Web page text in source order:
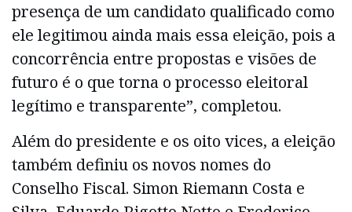
presença de um candidato qualificado como
ele legitimou ainda mais essa eleição, pois a
concorrência entre propostas e visões de
futuro é o que torna o processo eleitoral
legítimo e transparente”, completou.
Além do presidente e os oito vices, a eleição
também definiu os novos nomes do
Conselho Fiscal. Simon Riemann Costa e